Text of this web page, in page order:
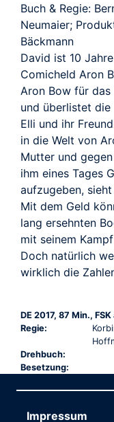
Buch & Regie:
Neumaier;
Bäckmann
David ist 10
Comicheld Aron
Aron Bow für
und überlistet die
Elli und ihr
in die Welt von
Mutter und
ihm eines Tages
aufzugeben,
Mit dem Geld
lang ersehnten
mit seinem
Doch natürlich
wirklich die
DE 2017, 87 Min.,
Regie:
Drehbuch:
Besetzung:
Impressum